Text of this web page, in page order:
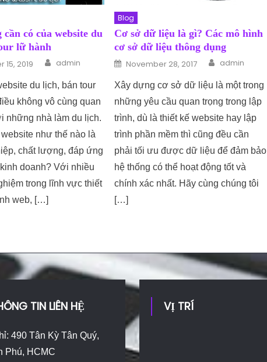
cần có của website du
lữ hành
15, 2019 Author
admin
du lịch, bán tour
không vô cùng quan
những nhà làm du lịch.
như thế nào là
chất lượng, đáp ứng
doanh? Với nhiều
trong lĩnh vực thiết
web, […]
Blog
Cơ sở dữ liệu là gì? Các mô hình
cơ sở dữ liệu thông dụng
Posted on
November 28, 2017 Author
admin
Xây dựng cơ sở dữ liệu là một trong
những yêu cầu quan trọng trong lập
trình, dù là thiết kế website hay lập
trình phần mềm thì cũng đều cần
phải tối ưu được dữ liệu để đảm bảo
hệ thống có thể hoạt động tốt và
chính xác nhất. Hãy cùng chúng tôi
[…]
TIN LIÊN HỆ
490 Tân Kỳ Tân Quý,
Phú, HCMC
VỊ TRÍ